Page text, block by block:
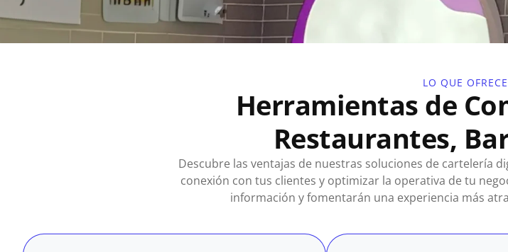
LO QUE
Herramientas de
Restaurantes,
Descubre las ventajas de nuestras soluciones de cartelería
conexión con tus clientes y optimizar la operativa de tu
información y fomentarán una experiencia más